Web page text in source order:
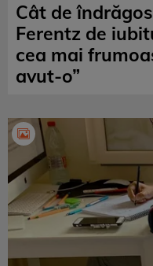
Cât de
Ferentz de
cea mai
avut-o”